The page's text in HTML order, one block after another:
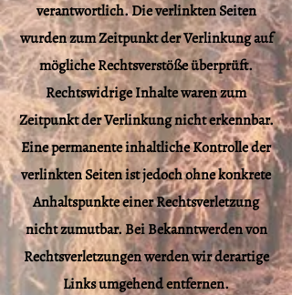
verantwortlich. Die verlinkten Seiten
wurden zum Zeitpunkt der Verlinkung auf
mögliche Rechtsverstöße überprüft.
Rechtswidrige Inhalte waren zum
Zeitpunkt der Verlinkung nicht erkennbar.
Eine permanente inhaltliche Kontrolle der
verlinkten Seiten ist jedoch ohne konkrete
Anhaltspunkte einer Rechtsverletzung
nicht zumutbar. Bei Bekanntwerden von
Rechtsverletzungen werden wir derartige
Links umgehend entfernen.